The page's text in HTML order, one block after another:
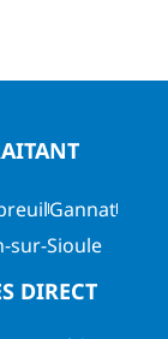
Gannat
sur-Sioule
DIRECT